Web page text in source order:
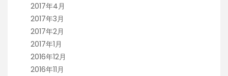
2017年4月
2017年3月
2017年2月
2017年1月
2016年12月
2016年11月